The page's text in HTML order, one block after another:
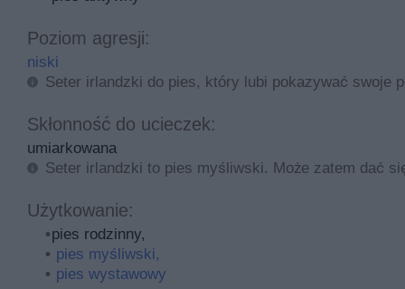
Wśród możliwych problemów zdrowotnych wyróżnia
charakteryzuje go głęboka klatka piersiowa. Dlatego
zaplanować przed posiłkiem, a bezpośrednio po nim
Poziom agresji:
niski
Seter irlandzki do pies, który lubi pokazywać swoje
Skłonność do ucieczek:
umiarkowana
Seter irlandzki to pies myśliwski. Może zatem dać
Użytkowanie:
pies rodzinny,
pies myśliwski,
pies wystawowy